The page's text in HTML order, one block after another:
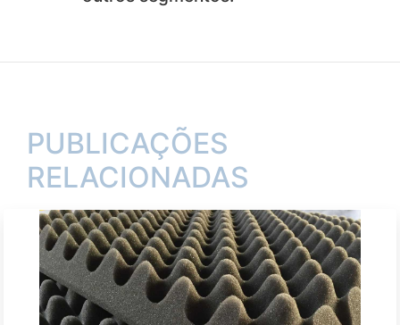
PUBLICAÇÕES
RELACIONADAS